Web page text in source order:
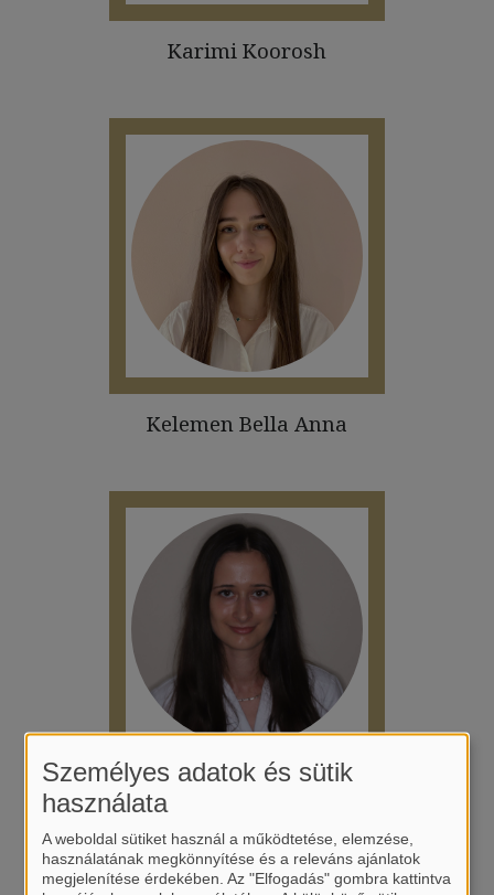
Karimi Koorosh
Kelemen Bella Anna
Kolonics Mária Veronika
Személyes adatok és sütik
használata
A weboldal sütiket használ a működtetése, elemzése,
használatának megkönnyítése és a releváns ajánlatok
megjelenítése érdekében. Az "Elfogadás" gombra kattintva